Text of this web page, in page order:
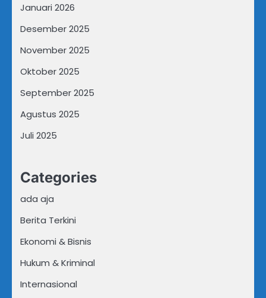
Januari 2026
Desember 2025
November 2025
Oktober 2025
September 2025
Agustus 2025
Juli 2025
Categories
ada aja
Berita Terkini
Ekonomi & Bisnis
Hukum & Kriminal
Internasional